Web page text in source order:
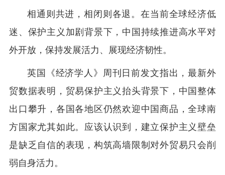
相通则共进，相闭则各退。在当前全球经济低
迷、保护主义加剧背景下，中国持续推进高水平对
外开放，保持发展活力、展现经济韧性。
英国《经济学人》周刊日前发文指出，最新外
贸数据表明，贸易保护主义抬头背景下，中国整体
出口攀升，各国各地区仍然欢迎中国商品，全球南
方国家尤其如此。应该认识到，建立保护主义壁垒
是缺乏自信的表现，构筑高墙限制对外贸易只会削
弱自身活力。